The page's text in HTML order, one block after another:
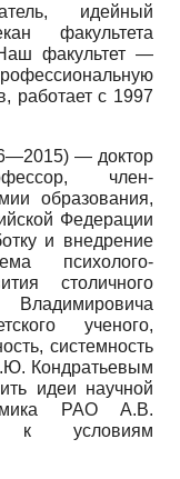
идейный
факультета
факультет —
работает с 1997
— доктор
член-
образования,
Федерации
и внедрение
психолого-
столичного
ученого,
системность
Кондратьевым
идеи научной
РАО А.В.
к условиям